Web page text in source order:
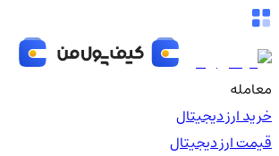
معامله
خرید ارز دیجیتال
قیمت ارز دیجیتال